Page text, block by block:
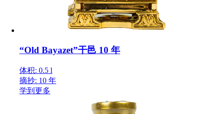
“Old Bayazet”干邑 10 年
体积: 0.5 l
摘抄: 10 年
学到更多